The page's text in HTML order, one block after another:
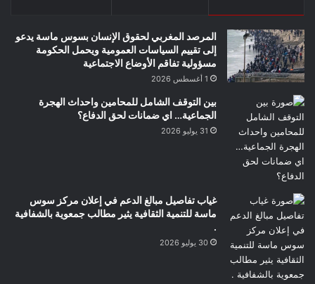
المرصد المغربي لحقوق الإنسان بسوس ماسة يدعو
إلى تقييم السياسات العمومية ويحمل الحكومة
مسؤولية تفاقم الأوضاع الاجتماعية
1 أغسطس 2026
بين التوقف الشامل للمحامين واحداث الهجرة
الجماعية… اي ضمانات لحق الدفاع؟
31 يوليو 2026
غياب تفاصيل مبالغ الدعم في إعلان مركز سوس
ماسة للتنمية الثقافية يثير مطالب جمعوية بالشفافية
.
30 يوليو 2026